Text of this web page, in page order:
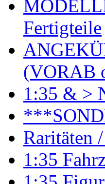
Fertigteile
(VORAB
1:35 & >
Raritäten
1:35